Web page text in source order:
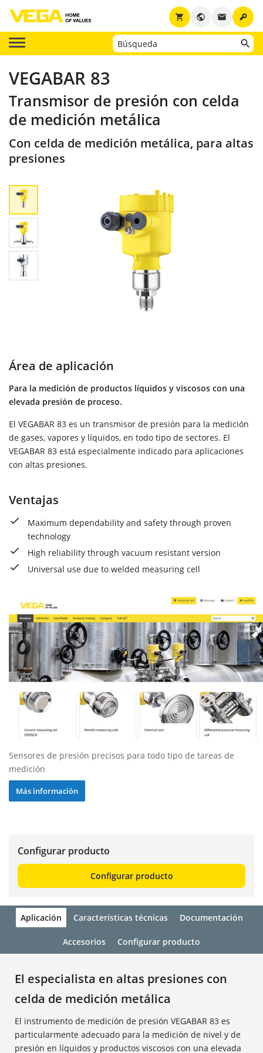
key
email
public
shopping_cart
VEGABAR 83
Transmisor de presión con celda
de medición metálica
Con celda de medición metálica, para altas
presiones
Área de aplicación
Para la medición de productos líquidos y viscosos con una
elevada presión de proceso.
El VEGABAR 83 es un transmisor de presión para la medición
de gases, vapores y líquidos, en todo tipo de sectores. El
VEGABAR 83 está especialmente indicado para aplicaciones
con altas presiones.
Ventajas
Maximum dependability and safety through proven
technology
High reliability through vacuum resistant version
Universal use due to welded measuring cell
Sensores de presión precisos para todo tipo de tareas de
medición
Más información
Configurar producto
Configurar producto
Aplicación Características técnicas Documentación
Accesorios Configurar producto
El especialista en altas presiones con
celda de medición metálica
El instrumento de medición de presión VEGABAR 83 es
particularmente adecuado para la medición de nivel y de
presión en líquidos y productos viscosos con una elevada